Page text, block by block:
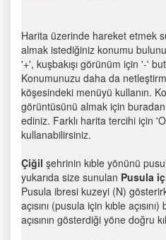
Harita üzerinde hareket etmek
almak istediğiniz konumu
'+', kuşbakışı görünüm için '-'
Konumunuzu daha da
köşesindeki menüyü kullanın.
görüntüsünü almak için
ediniz. Farklı harita tercihi için
kullanabilirsiniz.
Çiğil şehrinin kıble yönünü
yukarıda size sunulan Pusula
Pusula ibresi kuzeyi (N)
açısını (pusula için kıble
açısının gösterdiği yöne doğru